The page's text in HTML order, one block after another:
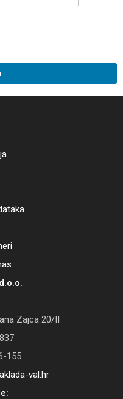
Zajca 20/II
155
val.hr